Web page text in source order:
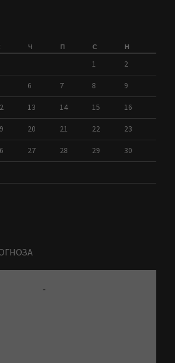
Ч П С Н
1 2
6 7 8 9
13 14 15 16
20 21 22 23
27 28 29 30
-